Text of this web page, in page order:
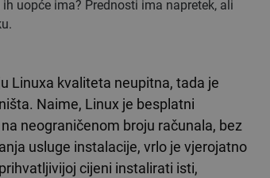
uopće ima? Prednosti ima napretek, ali
Linuxa kvaliteta neupitna, tada je
Naime, Linux je besplatni
neograničenom broju računala, bez
usluge instalacije, vrlo je vjerojatno
cijeni instalirati isti,